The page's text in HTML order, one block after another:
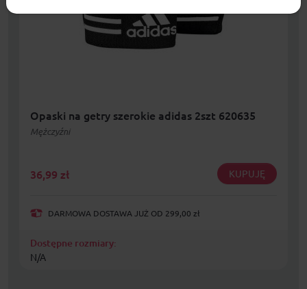
Opaski na getry szerokie adidas 2szt 620635
Mężczyźni
36,99 zł KUPUJĘ
DARMOWA DOSTAWA JUŻ OD 299,00 zł
Dostępne rozmiary:
N/A